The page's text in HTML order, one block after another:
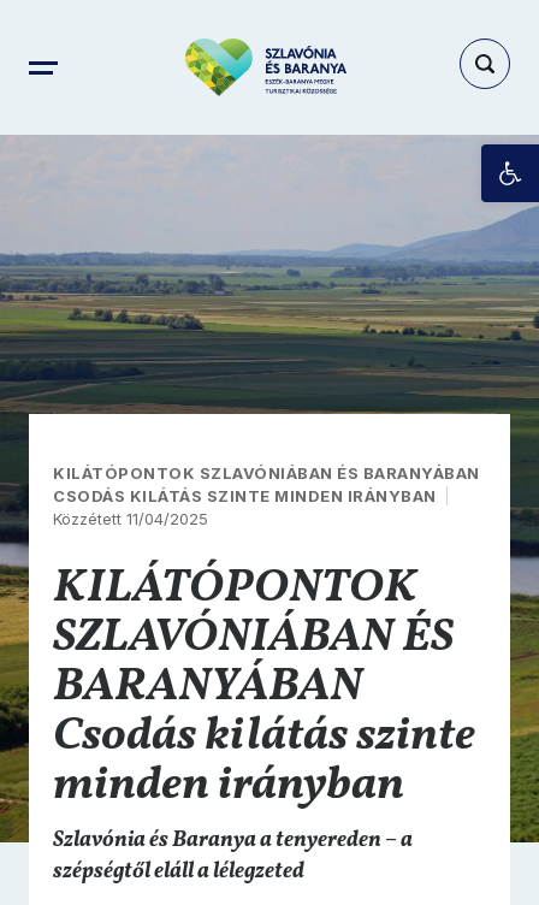
KILÁTÓPONTOK SZLAVÓNIÁBAN ÉS BARANYÁBAN
CSODÁS KILÁTÁS SZINTE MINDEN IRÁNYBAN
Közzétett 11/04/2025
KILÁTÓPONTOK
SZLAVÓNIÁBAN ÉS
BARANYÁBAN
Csodás kilátás szinte
minden irányban
Szlavónia és Baranya a tenyereden – a
szépségtől eláll a lélegzeted